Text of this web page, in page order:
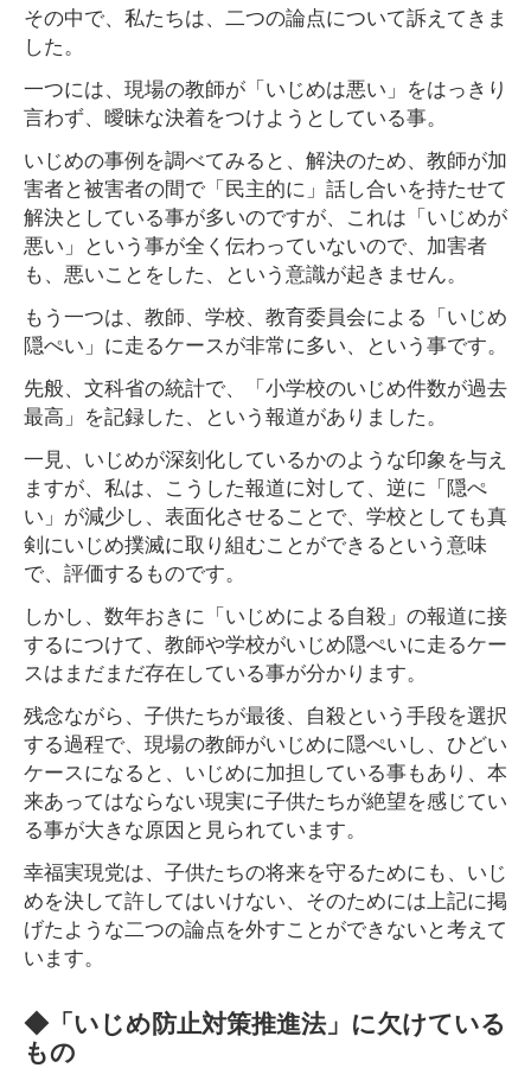
その中で、私たちは、二つの論点について訴えてきま
した。
一つには、現場の教師が「いじめは悪い」をはっきり
言わず、曖昧な決着をつけようとしている事。
いじめの事例を調べてみると、解決のため、教師が加
害者と被害者の間で「民主的に」話し合いを持たせて
解決としている事が多いのですが、これは「いじめが
悪い」という事が全く伝わっていないので、加害者
も、悪いことをした、という意識が起きません。
もう一つは、教師、学校、教育委員会による「いじめ
隠ぺい」に走るケースが非常に多い、という事です。
先般、文科省の統計で、「小学校のいじめ件数が過去
最高」を記録した、という報道がありました。
一見、いじめが深刻化しているかのような印象を与え
ますが、私は、こうした報道に対して、逆に「隠ぺ
い」が減少し、表面化させることで、学校としても真
剣にいじめ撲滅に取り組むことができるという意味
で、評価するものです。
しかし、数年おきに「いじめによる自殺」の報道に接
するにつけて、教師や学校がいじめ隠ぺいに走るケー
スはまだまだ存在している事が分かります。
残念ながら、子供たちが最後、自殺という手段を選択
する過程で、現場の教師がいじめに隠ぺいし、ひどい
ケースになると、いじめに加担している事もあり、本
来あってはならない現実に子供たちが絶望を感じてい
る事が大きな原因と見られています。
幸福実現党は、子供たちの将来を守るためにも、いじ
めを決して許してはいけない、そのためには上記に掲
げたような二つの論点を外すことができないと考えて
います。
◆「いじめ防止対策推進法」に欠けている
もの